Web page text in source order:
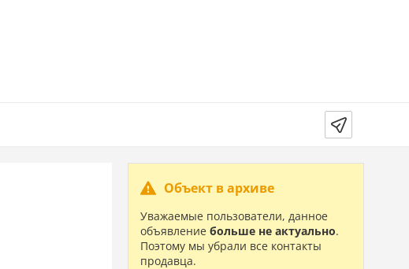
Объект в архиве
Уважаемые пользователи, данное
объявление больше не актуально.
Поэтому мы убрали все контакты
продавца.